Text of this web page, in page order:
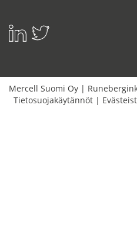
Mercell Suomi Oy |
Tietosuojakäytännöt |